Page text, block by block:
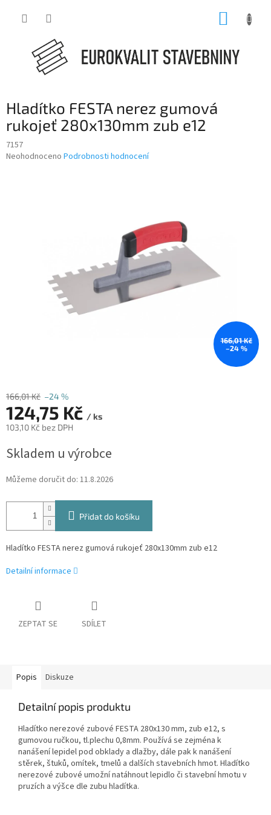
Hladítko FESTA nerez gumová
rukojeť 280x130mm zub e12
7157
Průměrné
Neohodnoceno Podrobnosti hodnocení
166,01 Kč
–24 %
166,01 Kč –24 %
124,75 Kč / ks
103,10 Kč bez DPH
cena:
Skladem u výrobce
Můžeme doručit do: 11.8.2026
Přidat do košíku
Hladítko FESTA nerez gumová rukojeť 280x130mm zub e12
Detailní informace
ZEPTAT SE SDÍLET
Popis Diskuze
Detailní popis produktu
Hladítko nerezové zubové FESTA 280x130 mm, zub e12, s
gumovou ručkou, tl.plechu 0,8mm. Používá se zejména k
nanášení lepidel pod obklady a dlažby, dále pak k nanášení
stěrek, štuků, omítek, tmelů a dalších stavebních hmot. Hladítko
nerezové zubové umožní natáhnout lepidlo či stavební hmotu v
pruzích a výšce dle zubu hladítka.